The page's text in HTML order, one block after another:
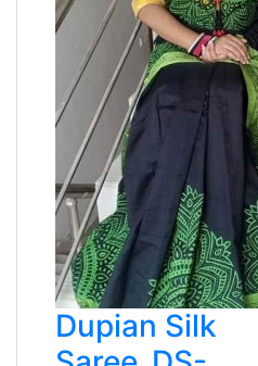
Dupian Silk